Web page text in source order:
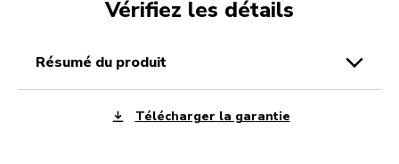
Vérifiez les détails
résumé du produit
Télécharger la garantie